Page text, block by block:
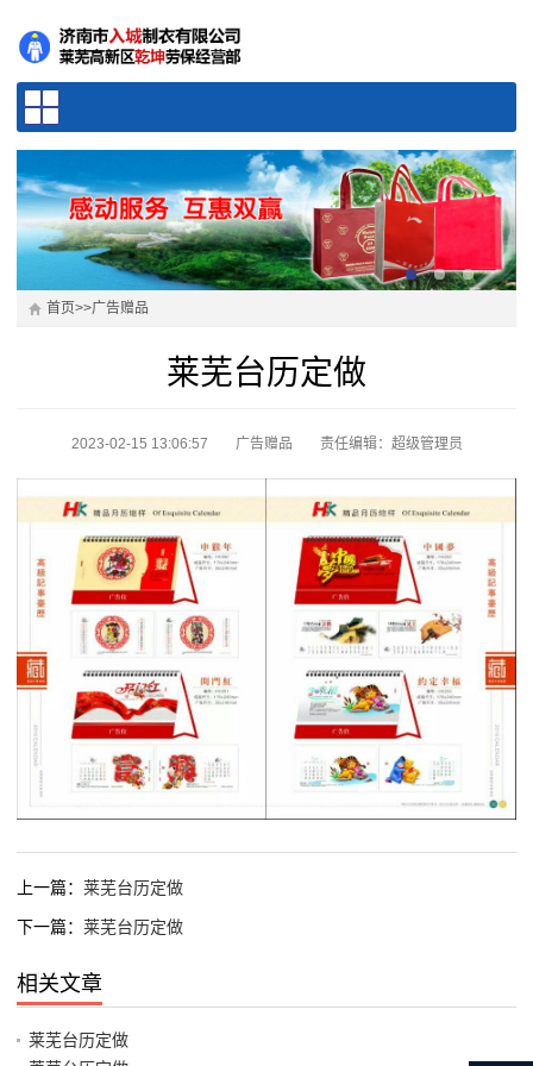
首页>>广告赠品
莱芜台历定做
2023-02-15 13:06:57 广告赠品 责任编辑：超级管理员
上一篇： 莱芜台历定做
下一篇： 莱芜台历定做
相关文章
莱芜台历定做